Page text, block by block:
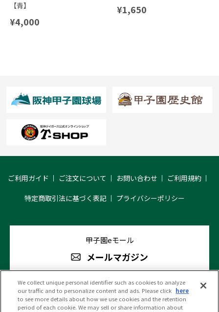
【青】
¥4,000
¥1,650
ご利用ガイド ご注文について お問い合わせ ご利用規約
特定商取引法に基づく表記 プライバシーポリシー
甲子園eモール
メールマガジン
阪神甲子園球場 公式SNS
We collect unique personal identifier such as cookies to analyze
our traffic and to personalize content and ads. Please click here
to see more details about how we use cookies and the retention
period of each cookie. We may sell or share information about